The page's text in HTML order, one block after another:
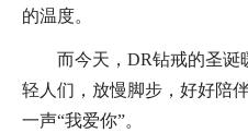
的温度。
而今天，DR钻戒的圣诞
轻人们，放慢脚步，好好陪
一声“我爱你”。